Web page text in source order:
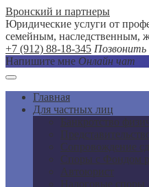
Вронский и партнеры
Юридические услуги от
семейным, наследственным,
+7 (912) 88-18-345
Напишите мне Онлайн чат
Главная
Для частных лиц
Банкротство
Сопровождение
Споры с Фондом
Автоюрист
Налоговые споры